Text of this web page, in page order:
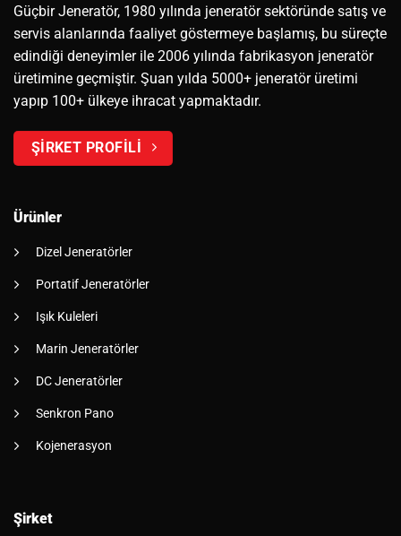
Güçbir Jeneratör, 1980 yılında jeneratör sektöründe satış ve
servis alanlarında faaliyet göstermeye başlamış, bu süreçte
edindiği deneyimler ile 2006 yılında fabrikasyon jeneratör
üretimine geçmiştir. Şuan yılda 5000+ jeneratör üretimi
yapıp 100+ ülkeye ihracat yapmaktadır.
ŞİRKET PROFİLİ
Ürünler
Dizel Jeneratörler
Portatif Jeneratörler
Işık Kuleleri
Marin Jeneratörler
DC Jeneratörler
Senkron Pano
Kojenerasyon
Şirket